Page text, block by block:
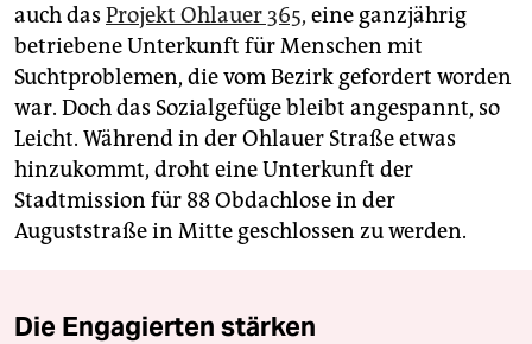
auch das Projekt Ohlauer 365, eine ganzjährig
betriebene Unterkunft für Menschen mit
Suchtproblemen, die vom Bezirk gefordert worden
war. Doch das Sozialgefüge bleibt angespannt, so
Leicht. Während in der Ohlauer Straße etwas
hinzukommt, droht eine Unterkunft der
Stadtmission für 88 Obdachlose in der
Auguststraße in Mitte geschlossen zu ­werden.
Die Engagierten stärken